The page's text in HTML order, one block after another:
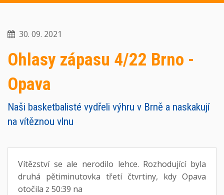
30. 09. 2021
Ohlasy zápasu 4/22 Brno -
Opava
Naši basketbalisté vydřeli výhru v Brně a naskakují
na vítěznou vlnu
Vítězství se ale nerodilo lehce. Rozhodující byla
druhá pětiminutovka třetí čtvrtiny, kdy Opava
otočila z 50:39 na